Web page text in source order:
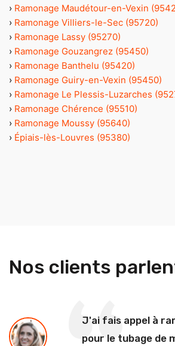
› Ramonage Maudétour-en-Vexin
› Ramonage Villiers-le-Sec (95720)
› Ramonage Lassy (95270)
› Ramonage Gouzangrez (95450)
› Ramonage Banthelu (95420)
› Ramonage Guiry-en-Vexin (95450)
› Ramonage Le Plessis-Luzarches
› Ramonage Chérence (95510)
› Ramonage Moussy (95640)
› Épiais-lès-Louvres (95380)
Nos clients
J'ai fais appel à
pour le tubage de